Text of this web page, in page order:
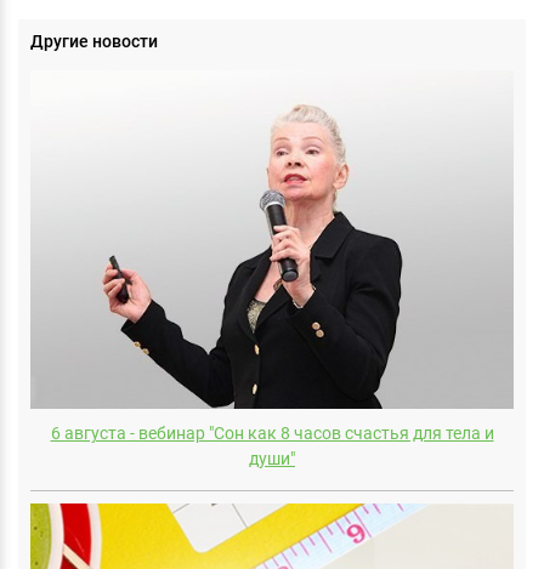
Другие новости
6 августа - вебинар "Сон как 8 часов счастья для тела и
души"